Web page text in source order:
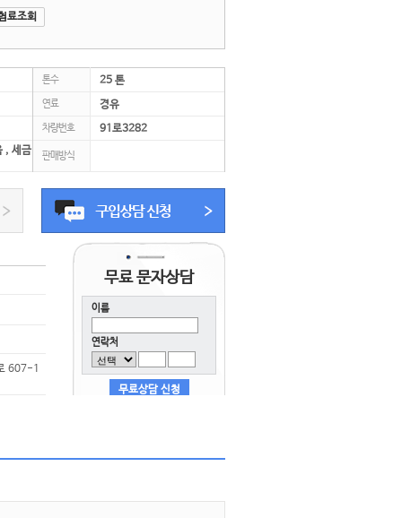
료조회
톤수 25 톤
연료 경유
차량번호
91로3282
, 세금
판매방식
607-1
무료 문자상담
이름
연락처